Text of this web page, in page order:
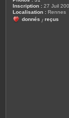
Inscription : 27 Juil
Localisation : Rennes
donnés / reçus